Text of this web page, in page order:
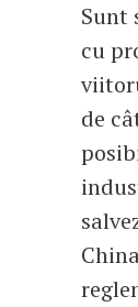
Sunt
cu
de